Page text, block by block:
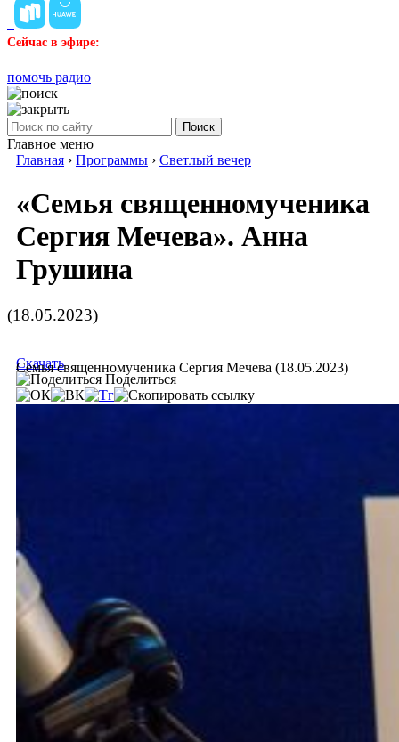
Сейчас в эфире:
помочь радио
Поиск
Главное меню
Главная › Программы › Светлый вечер
«Семья священномученика
Сергия Мечева». Анна
Грушина
(18.05.2023)
Семья священномученика Сергия Мечева (18.05.2023)
Скачать
Поделиться